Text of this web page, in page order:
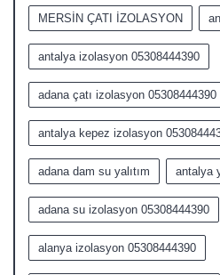
MERSİN ÇATI İZOLASYON
antalya izolasyon 05308444390
adana çatı izolasyon 05308444390
antalya kepez izolasyon
adana dam su yalıtım antalya
adana su izolasyon 05308444390
alanya izolasyon 05308444390